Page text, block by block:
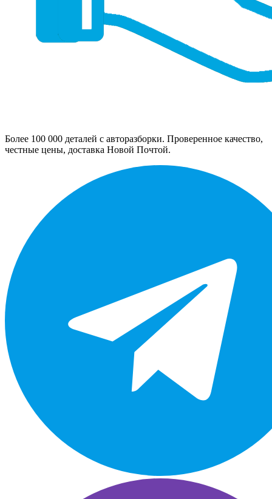
Более 100 000 деталей с авторазборки. Проверенное качество,
честные цены, доставка Новой Почтой.